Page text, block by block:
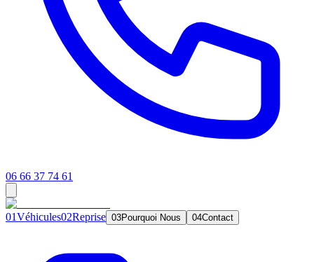
06 66 37 74 61
01Véhicules02Reprise 03Pourquoi Nous 04Contact